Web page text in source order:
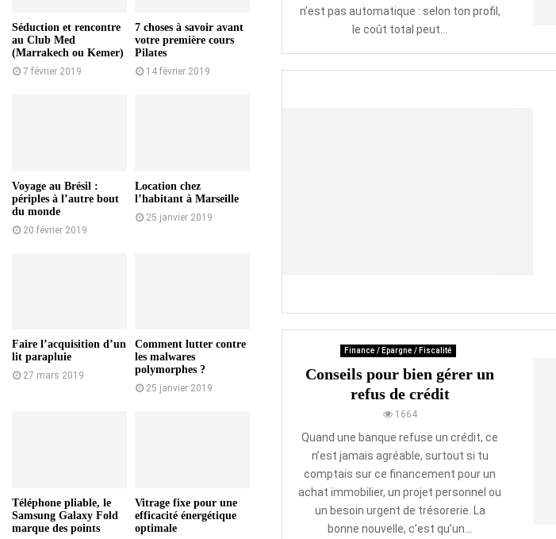
n’est pas automatique : selon ton profil,
le coût total peut...
Finance / Epargne / Fiscalité
Conseils pour bien gérer un
refus de crédit
1664
Quand une banque refuse un crédit, ce
n’est jamais agréable, surtout si tu
comptais sur ce financement pour un
achat immobilier, un projet personnel ou
un besoin urgent de trésorerie. La
bonne nouvelle, c’est qu’un...
Séduction et rencontre
au Club Med
(Marrakech ou Kemer)
7 février 2019
7 choses à savoir avant
votre première cours
Pilates
14 février 2019
Voyage au Brésil :
périples à l’autre bout
du monde
20 février 2019
Location chez
l’habitant à Marseille
25 janvier 2019
Faire l’acquisition d’un
lit parapluie
27 mars 2019
Comment lutter contre
les malwares
polymorphes ?
25 janvier 2019
Téléphone pliable, le
Samsung Galaxy Fold
marque des points
Vitrage fixe pour une
efficacité énergétique
optimale